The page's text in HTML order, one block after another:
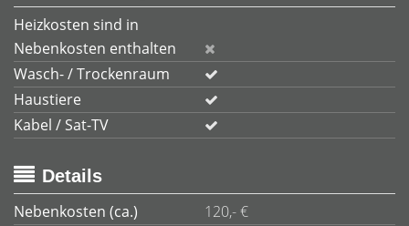
Heizkosten sind in
Nebenkosten enthalten
Wasch- / Trockenraum
Haustiere
Kabel / Sat-TV
Details
Nebenkosten (ca.)
120,- €